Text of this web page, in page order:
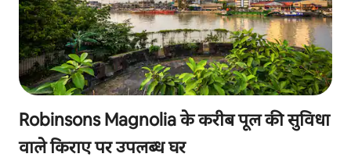
Robinsons Magnolia के करीब पूल की सुविधा
वाले किराए पर उपलब्ध घर